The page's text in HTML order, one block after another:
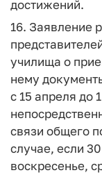
достижений.
16. Заявление
училища о
нему
с 15 апреля до
связи общего
случае, если
воскресенье,